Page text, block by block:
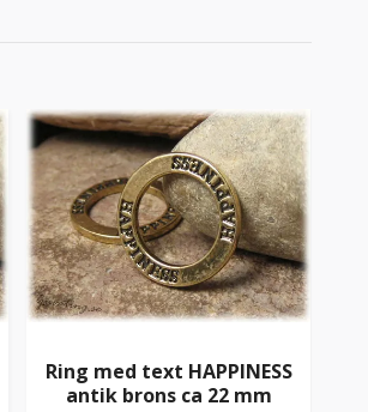
Ring med text HAPPINESS
antik brons ca 22 mm